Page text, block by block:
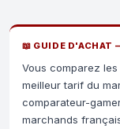
📖 GUIDE D'ACHAT
Vous comparez
meilleur tarif du
comparateur-
marchands